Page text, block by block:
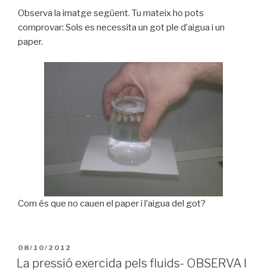
Observa la imatge següent. Tu mateix ho pots
comprovar: Sols es necessita un got ple d’aigua i un
paper.
Com és que no cauen el paper i l’aigua del got?
PUBLICAT
A
08/10/2012
La pressió exercida pels fluids- OBSERVA I